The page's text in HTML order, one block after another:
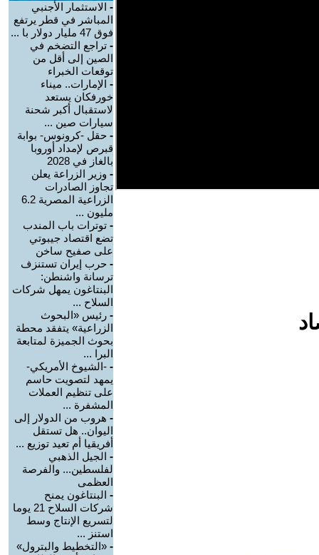
- الاستثمار الأجنبي
المباشر في قطر يرتفع
فوق 47 مليار دولار با ...
- تراجع التضخم في
الصين إلى أقل من
توقعات الخبراء
- الإمارات.. ميناء
خورفكان يستعد
لاستقبال أكبر شحنة
سيارات صين ...
- حقل -كرونوس- بوابة
قبرص لإمداد أوروبا
بالغاز في 2028
- وزير الزراعة يعلن
تجاوز الصادرات
الزراعية المصرية 6.2
مليون ...
- توترات باب المندب
تضع اقتصاد جيبوتي
على صفيح ساخن
- حرب إيران تستنزف
ترسانة واشنطن:
البنتاغون يمهل شركات
السلاح ...
- رئيس «البحوث
الزراعية» يتفقد محطة
بحوث الجميزة لمتابعة
البرا ...
- -الشيوخ الأمريكي-
يمهد لتصويت حاسم
على تنظيم العملات
المشفرة ...
- هروب من الدولار إلى
اليوان.. هل تستقل
أفريقيا أم تعيد توزيع ...
- الجيل الذهبي
لفلسطين... والفرصة
العظمى
- البنتاغون يمنح
شركات السلاح 21 يوما
لتسريع الإنتاج وسط
استنز ...
- «التخطيط والبترول»